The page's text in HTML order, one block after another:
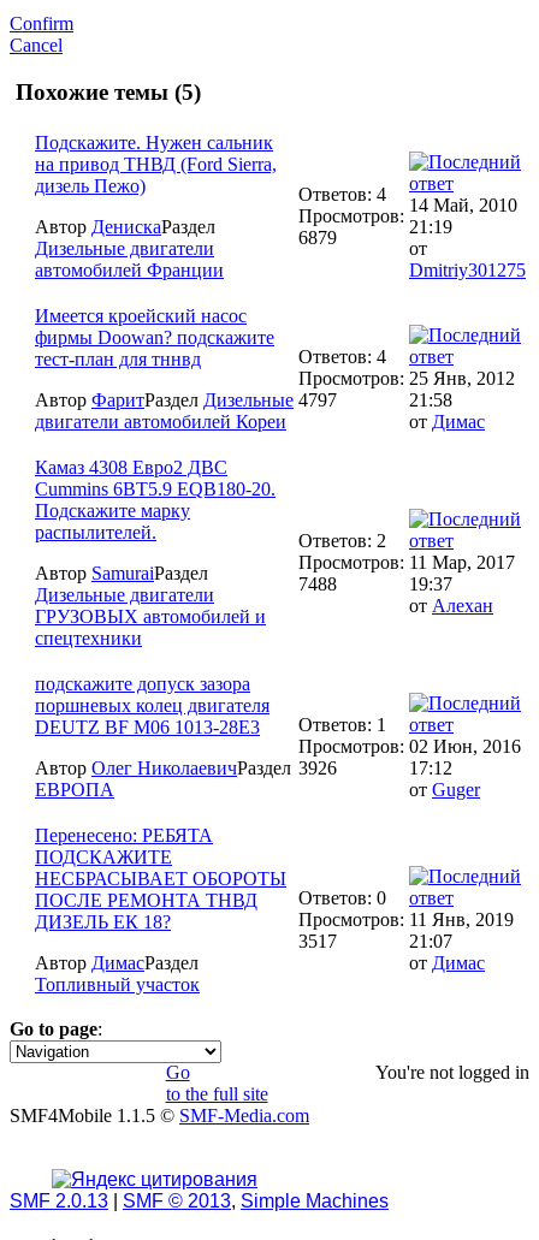
Confirm
Cancel
Похожие темы (5)
Подскажите. Нужен сальник
на привод ТНВД (Ford Sierra,
дизель Пежо)
Автор ДенискаРаздел
Дизельные двигатели
автомобилей Франции
Ответов: 4
Просмотров:
6879
14 Май, 2010
21:19
от
Dmitriy301275
Имеется крoейский насос
фирмы Doowan? подскажите
тест-план для тннвд
Автор ФаритРаздел Дизельные
двигатели автомобилей Кореи
Ответов: 4
Просмотров:
4797
25 Янв, 2012
21:58
от Димас
Камаз 4308 Евро2 ДВС
Cummins 6BT5.9 EQB180-20.
Подскажите марку
распылителей.
Автор SamuraiРаздел
Дизельные двигатели
ГРУЗОВЫХ автомобилей и
спецтехники
Ответов: 2
Просмотров:
7488
11 Мар, 2017
19:37
от Алехан
подскажите допуск зазора
поршневых колец двигателя
DEUTZ BF M06 1013-28E3
Автор Олег НиколаевичРаздел
ЕВРОПА
Ответов: 1
Просмотров:
3926
02 Июн, 2016
17:12
от Guger
Перенесено: РЕБЯТА
ПОДСКАЖИТЕ
НЕСБРАСЫВАЕТ ОБОРОТЫ
ПОСЛЕ РЕМОНТА ТНВД
ДИЗЕЛЬ ЕК 18?
Автор ДимасРаздел
Топливный участок
Ответов: 0
Просмотров:
3517
11 Янв, 2019
21:07
от Димас
Go to page:
1
You're not logged in
Go
to the full site
SMF4Mobile 1.1.5 © SMF-Media.com
SMF 2.0.13 SMF © 2013, Simple Machines